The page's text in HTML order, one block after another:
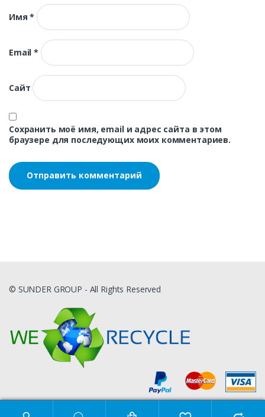
Имя*
Email*
Сайт
Сохранить моё имя, email и адрес сайта в этом
браузере для последующих моих комментариев.
© SUNDER GROUP - All Rights Reserved